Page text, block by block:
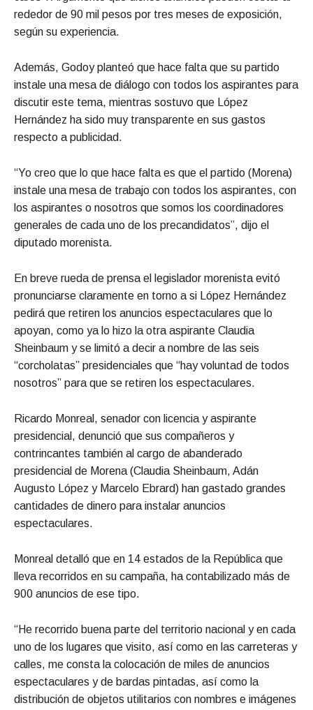
rededor de 90 mil pesos por tres meses de exposición,
según su experiencia.
Además, Godoy planteó que hace falta que su partido
instale una mesa de diálogo con todos los aspirantes para
discutir este tema, mientras sostuvo que López
Hernández ha sido muy transparente en sus gastos
respecto a publicidad.
“Yo creo que lo que hace falta es que el partido (Morena)
instale una mesa de trabajo con todos los aspirantes, con
los aspirantes o nosotros que somos los coordinadores
generales de cada uno de los precandidatos”, dijo el
diputado morenista.
En breve rueda de prensa el legislador morenista evitó
pronunciarse claramente en torno a si López Hernández
pedirá que retiren los anuncios espectaculares que lo
apoyan, como ya lo hizo la otra aspirante Claudia
Sheinbaum y se limitó a decir a nombre de las seis
“corcholatas” presidenciales que “hay voluntad de todos
nosotros” para que se retiren los espectaculares.
Ricardo Monreal, senador con licencia y aspirante
presidencial, denunció que sus compañeros y
contrincantes también al cargo de abanderado
presidencial de Morena (Claudia Sheinbaum, Adán
Augusto López y Marcelo Ebrard) han gastado grandes
cantidades de dinero para instalar anuncios
espectaculares.
Monreal detalló que en 14 estados de la República que
lleva recorridos en su campaña, ha contabilizado más de
900 anuncios de ese tipo.
“He recorrido buena parte del territorio nacional y en cada
uno de los lugares que visito, así como en las carreteras y
calles, me consta la colocación de miles de anuncios
espectaculares y de bardas pintadas, así como la
distribución de objetos utilitarios con nombres e imágenes